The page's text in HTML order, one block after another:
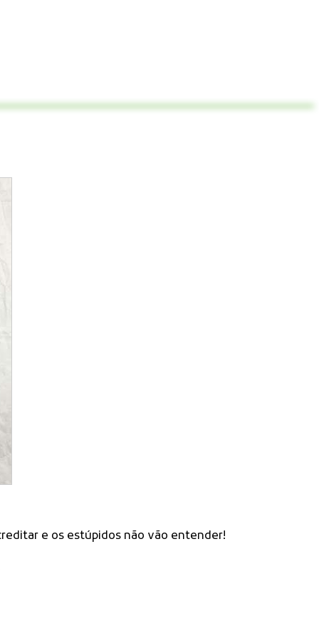
e os estúpidos não vão entender!